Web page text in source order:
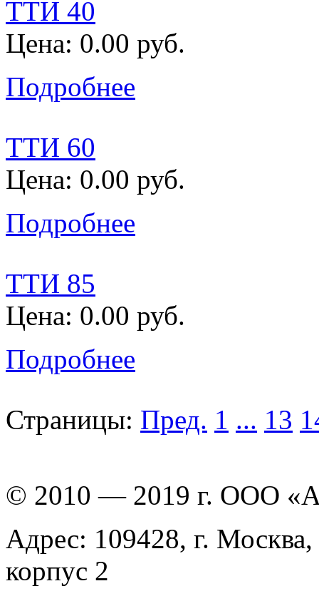
ТТИ 40
Цена: 0.00 руб.
Подробнее
ТТИ 60
Цена: 0.00 руб.
Подробнее
ТТИ 85
Цена: 0.00 руб.
Подробнее
Страницы: Пред. 1 ... 13
© 2010 — 2019 г. ООО
Адрес: 109428, г.
корпус 2